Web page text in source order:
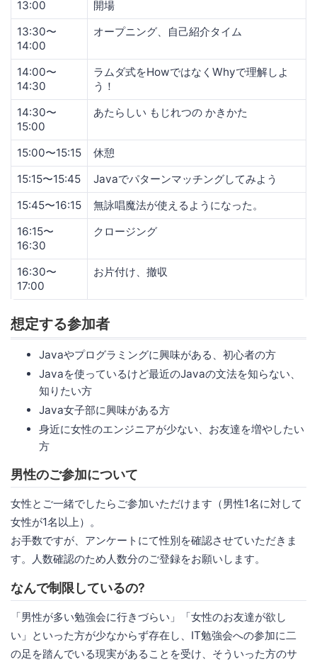
13:00
開場
13:30〜
14:00
オープニング、自己紹介タイム
14:00〜
14:30
ラムダ式をHowではなくWhyで理解しよ
う！
14:30〜
15:00
あたらしい もじれつの かきかた
15:00〜15:15
休憩
15:15〜15:45
Javaでパターンマッチングしてみよう
15:45〜16:15
無詠唱魔法が使えるようになった。
16:15〜
16:30
クロージング
16:30〜
17:00
お片付け、撤収
想定する参加者
Javaやプログラミングに興味がある、初心者の方
Javaを使っているけど最近のJavaの文法を知らない、
知りたい方
Java女子部に興味がある方
身近に女性のエンジニアが少ない、お友達を増やしたい
方
男性のご参加について
女性とご一緒でしたらご参加いただけます（男性1名に対して
女性が1名以上）。
お手数ですが、アンケートにて性別を確認させていただきま
す。人数確認のため人数分のご登録をお願いします。
なんで制限しているの?
「男性が多い勉強会に行きづらい」「女性のお友達が欲し
い」といった方が少なからず存在し、IT勉強会への参加に二
の足を踏んでいる現実があることを受け、そういった方のサ